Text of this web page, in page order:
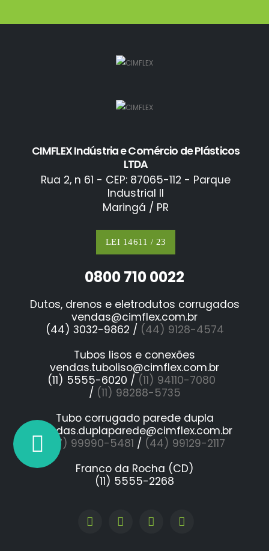
CIMFLEX Indústria e Comércio de Plásticos
LTDA
Rua 2, n 61 - CEP: 87065-112 - Parque
Industrial II
Maringá / PR
LEI 14611 / 23
0800 710 0022
Dutos, drenos e eletrodutos corrugados
vendas@cimflex.com.br
(44) 3032-9862 / (44) 9128-4574
Tubos lisos e conexões
vendas.tuboliso@cimflex.com.br
(11) 5555-6020 / (11) 94110-7080
/ (11) 98288-5735
Tubo corrugado parede dupla
vendas.duplaparede@cimflex.com.br
(47) 99990-5481 / (44) 99129-2117
Franco da Rocha (CD)
(11) 5555-2268